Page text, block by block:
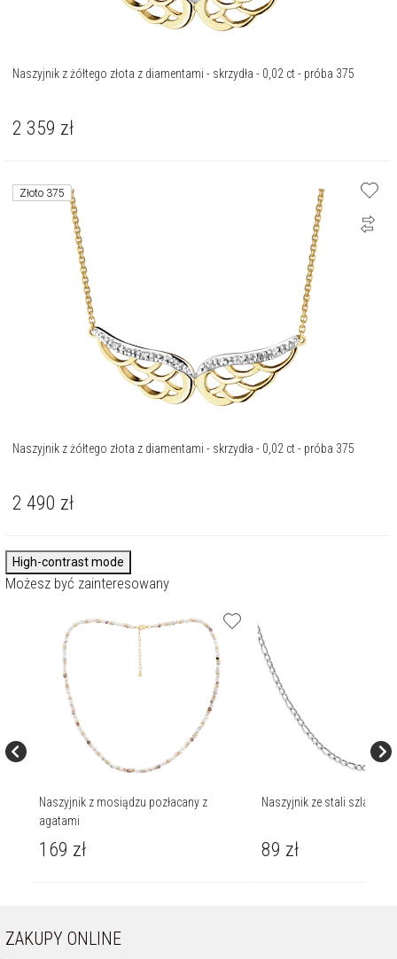
Naszyjnik z żółtego złota z diamentami - skrzydła - 0,02 ct - próba 375
2 359 zł
Złoto 375
Naszyjnik z żółtego złota z diamentami - skrzydła - 0,02 ct - próba 375
2 490 zł
High-contrast mode
Możesz być zainteresowany
Naszyjnik z mosiądzu pozłacany z
agatami
169 zł
Naszyjnik ze stali
89 zł
ZAKUPY ONLINE